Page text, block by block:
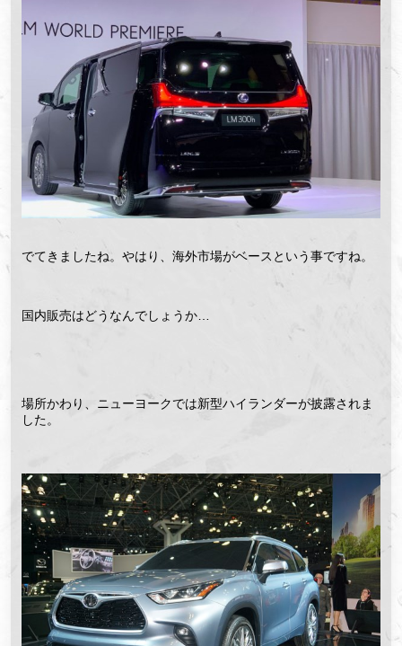
でてきましたね。やはり、海外市場がベースという事ですね。
国内販売はどうなんでしょうか…
場所かわり、ニューヨークでは新型ハイランダーが披露されま
した。